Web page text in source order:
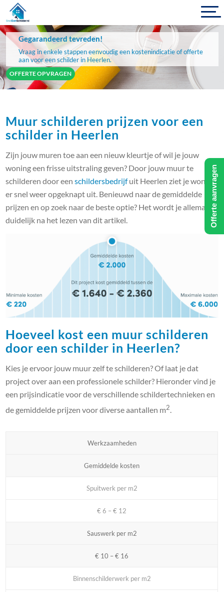
Gegarandeerd tevreden!
Vraag in enkele stappen eenvoudig een kostenindicatie of offerte
aan voor een schilder in Heerlen.
OFFERTE OPVRAGEN
Muur schilderen prijzen voor een
schilder in Heerlen
Zijn jouw muren toe aan een nieuw kleurtje of wil je jouw
woning een frisse uitstraling geven? Door jouw muur te
schilderen door eenschildersbedrijfuit Heerlen ziet je woning
er snel weer opgeknapt uit. Benieuwd naar de gemiddelde
prijzen en op zoek naar de beste optie? Het wordt je allemaal
duidelijk na het lezen van dit artikel.
Hoeveel kost een muur schilderen
door een schilder in Heerlen?
Kies je ervoor jouw muur zelf te schilderen? Of laat je dat
project over aan een professionele schilder? Hieronder vind je
een prijsindicatie voor de verschillende schildertechnieken en
de gemiddelde prijzen voor diverse aantallen m2.
Werkzaamheden
Gemiddelde kosten
Spuitwerk per m2
€ 6 – € 12
Sauswerk per m2
€ 10 – € 16
Binnenschilderwerk per m2
Offerte aanvragen